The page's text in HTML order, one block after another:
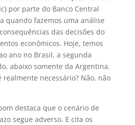
por parte do Banco Central
quando fazemos uma análise
das decisões do
econômicos. Hoje, temos
ano no Brasil, a segunda
abaixo somente da Argentina.
realmente necessário? Não, não
destaca que o cenário de
segue adverso. E cita os